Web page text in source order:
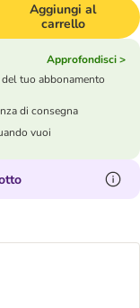
Aggiungi al
carrello
Approfondisci >
tuo abbonamento
di consegna
vuoi